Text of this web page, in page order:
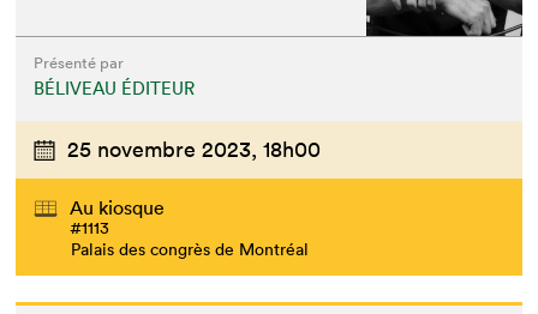
Présenté par
BÉLIVEAU ÉDITEUR
25 novembre 2023, 18h00
Au kiosque
#1113
Palais des congrès de Montréal